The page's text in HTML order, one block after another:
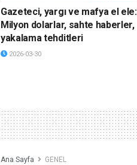
Gazeteci, yargı ve mafya el ele:
Milyon dolarlar, sahte haberler,
yakalama tehditleri
2026-03-30
Ana Sayfa GENEL